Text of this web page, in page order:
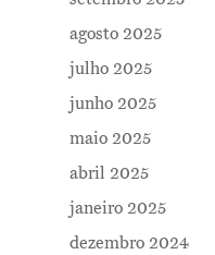
agosto 2025
julho 2025
junho 2025
maio 2025
abril 2025
janeiro 2025
dezembro 2024